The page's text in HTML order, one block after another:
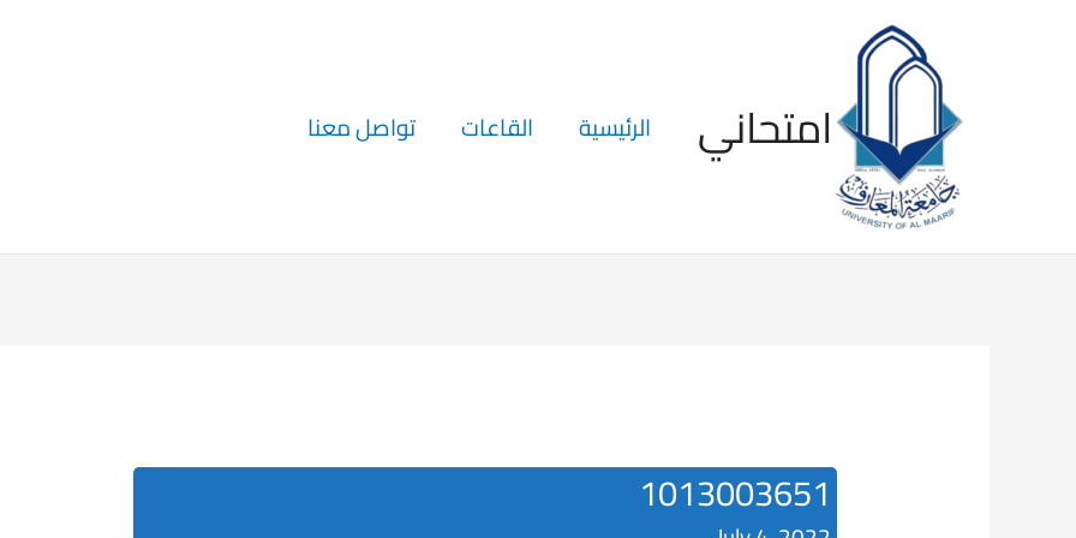
الرئيسية القاعات تواصل معنا امتحاني
1013003651